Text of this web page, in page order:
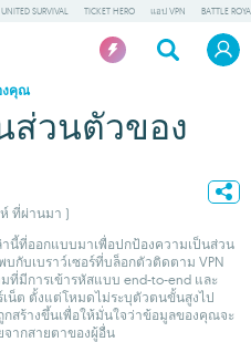
SURVIVAL TICKET HERO แอป VPN BATTLE
งคุณ
ส่วนตัวของ
ที่ผ่านมา )
นี้ที่ออกแบบมาเพื่อปกป้องความเป็นส่วน
บเบราว์เซอร์ที่บล็อกตัวติดตาม VPN
มีการเข้ารหัสแบบ end-to-end และ
น็ต ตั้งแต่โหมดไม่ระบุตัวตนขั้นสูงไป
กสร้างขึ้นเพื่อให้มั่นใจว่าข้อมูลของคุณจะ
ากสายตาของผู้อื่น